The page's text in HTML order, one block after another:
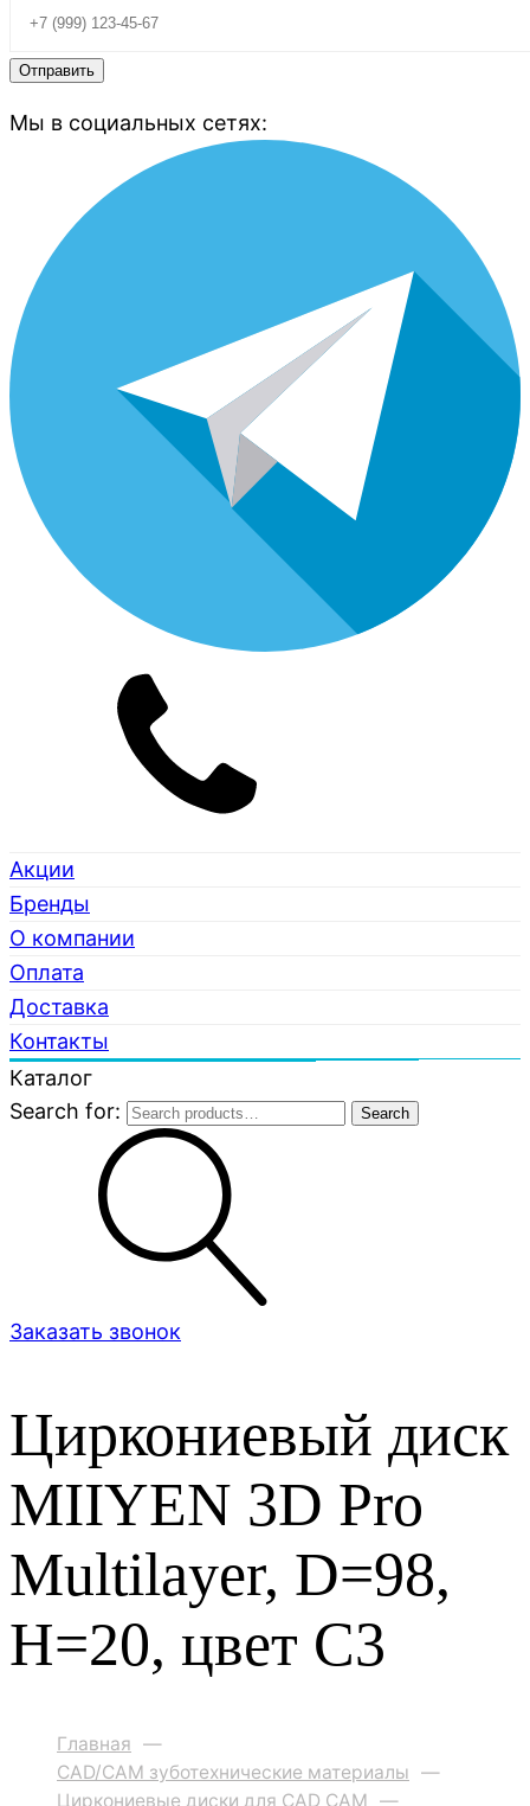
Мы в социальных сетях:
Акции
Бренды
О компании
Оплата
Доставка
Контакты
Каталог
Search for:
Search
Заказать звонок
Циркониевый диск
MIIYEN 3D Pro
Multilayer, D=98,
H=20, цвет C3
Главная —
CAD/CAM зуботехнические материалы —
Циркониевые диски для CAD CAM —